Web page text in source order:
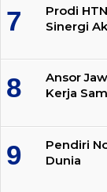
Prodi
Sinergi
Ansor
Kerja
Pendiri
Dunia